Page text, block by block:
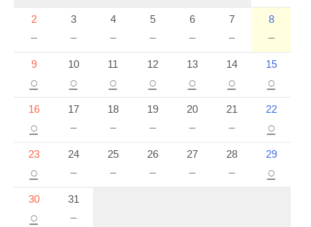
2
－
3
－
4
－
5
－
6
－
7
－
8
－
9
○
10
○
11
○
12
○
13
○
14
○
15
○
16
○
17
－
18
－
19
－
20
－
21
－
22
○
23
○
24
－
25
－
26
－
27
－
28
－
29
○
30
○
31
－